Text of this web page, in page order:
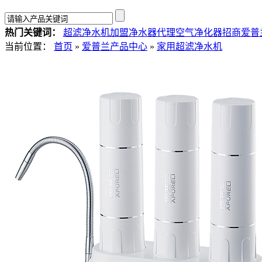
热门关键词： 超滤净水机加盟净水器代理空气净化器招商爱普
当前位置：
首页 » 爱普兰产品中心 » 家用超滤净水机